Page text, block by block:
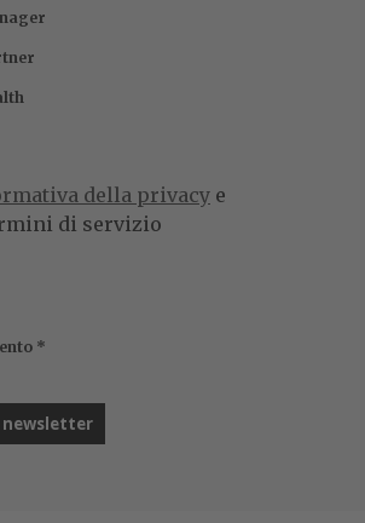
della privacy e
di servizio
*